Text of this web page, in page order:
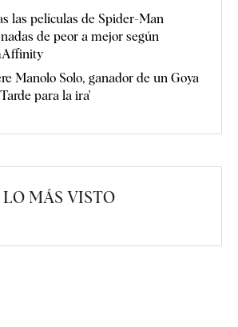
las películas de Spider-Man
de peor a mejor según
Manolo Solo, ganador de un Goya
para la ira'
LO MÁS VISTO